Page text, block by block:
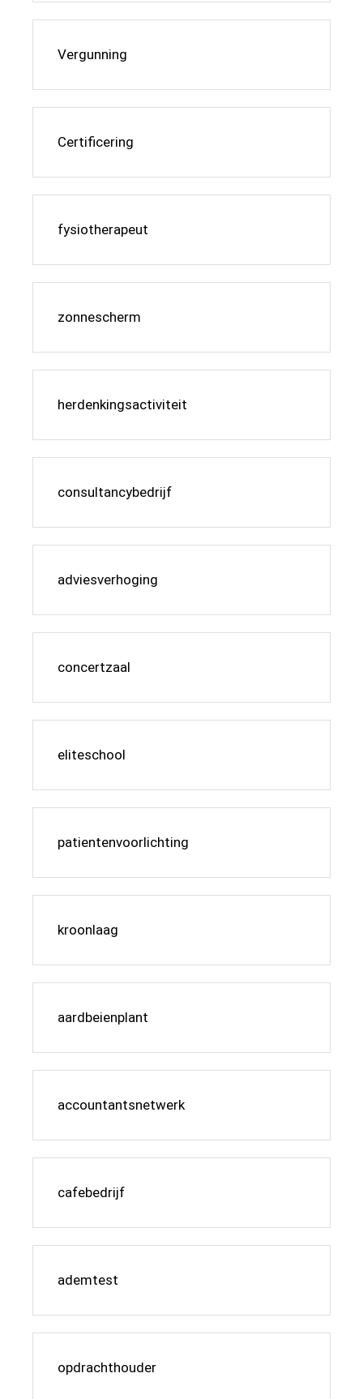
Vergunning
Certificering
fysiotherapeut
zonnescherm
herdenkingsactiviteit
consultancybedrijf
adviesverhoging
concertzaal
eliteschool
patientenvoorlichting
kroonlaag
aardbeienplant
accountantsnetwerk
cafebedrijf
ademtest
opdrachthouder